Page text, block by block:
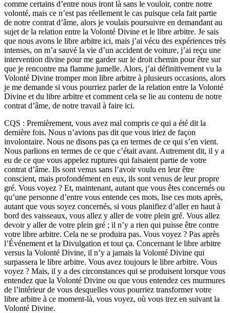
comme certains d’entre nous iront là sans le vouloir, contre notre
volonté, mais ce n’est pas réellement le cas puisque cela fait partie
de notre contrat d’âme, alors je voulais poursuivre en demandant au
sujet de la relation entre la Volonté Divine et le libre arbitre. Je sais
que nous avons le libre arbitre ici, mais j’ai vécu des expériences très
intenses, on m’a sauvé la vie d’un accident de voiture, j’ai reçu une
intervention divine pour me garder sur le droit chemin pour être sur
que je rencontre ma flamme jumelle. Alors, j’ai définitivement vu la
Volonté Divine tromper mon libre arbitre à plusieurs occasions, alors
je me demande si vous pourriez parler de la relation entre la Volonté
Divine et du libre arbitre et comment cela se lie au contenu de notre
contrat d’âme, de notre travail à faire ici.
CQS : Premièrement, vous avez mal compris ce qui a été dit la
dernière fois. Nous n’avions pas dit que vous iriez de façon
involontaire. Nous ne disons pas ça en termes de ce qui s’en vient.
Nous parlions en termes de ce que c’était avant. Autrement dit, il y a
eu de ce que vous appelez ruptures qui faisaient partie de votre
contrat d’âme. Ils sont venus sans l’avoir voulu en leur être
conscient, mais profondément en eux, ils sont venus de leur propre
gré. Vous voyez ? Et, maintenant, autant que vous êtes concernés ou
qu’une personne d’entre vous entende ces mots, lise ces mots après,
autant que vous soyez concernés, si vous planifiez d’aller en haut à
bord des vaisseaux, vous allez y aller de votre plein gré. Vous allez
devoir y aller de votre plein gré ; il n’y a rien qui puisse être contre
votre libre arbitre. Cela ne se produira pas. Vous voyez ? Pas après
l’Événement et la Divulgation et tout ça. Concernant le libre arbitre
versus la Volonté Divine, il n’y a jamais la Volonté Divine qui
surpassera le libre arbitre. Vous avez toujours le libre arbitre. Vous
voyez ? Mais, il y a des circonstances qui se produisent lorsque vous
entendez que la Volonté Divine ou que vous entendez ces murmures
de l’intérieur de vous desquelles vous pourriez transformer votre
libre arbitre à ce moment-là, vous voyez, où vous irez en suivant la
Volonté Divine.